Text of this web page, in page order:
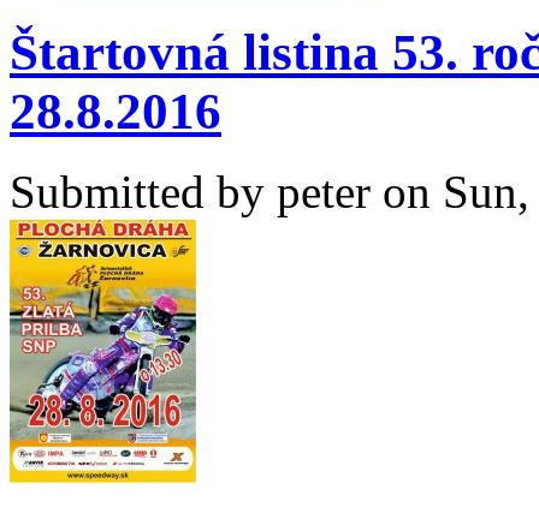
Štartovná listina 53.
28.8.2016
Submitted by peter on